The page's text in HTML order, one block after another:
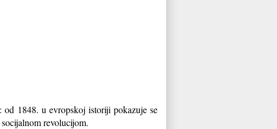
1848. u evropskoj istoriji pokazuje se
revolucijom.